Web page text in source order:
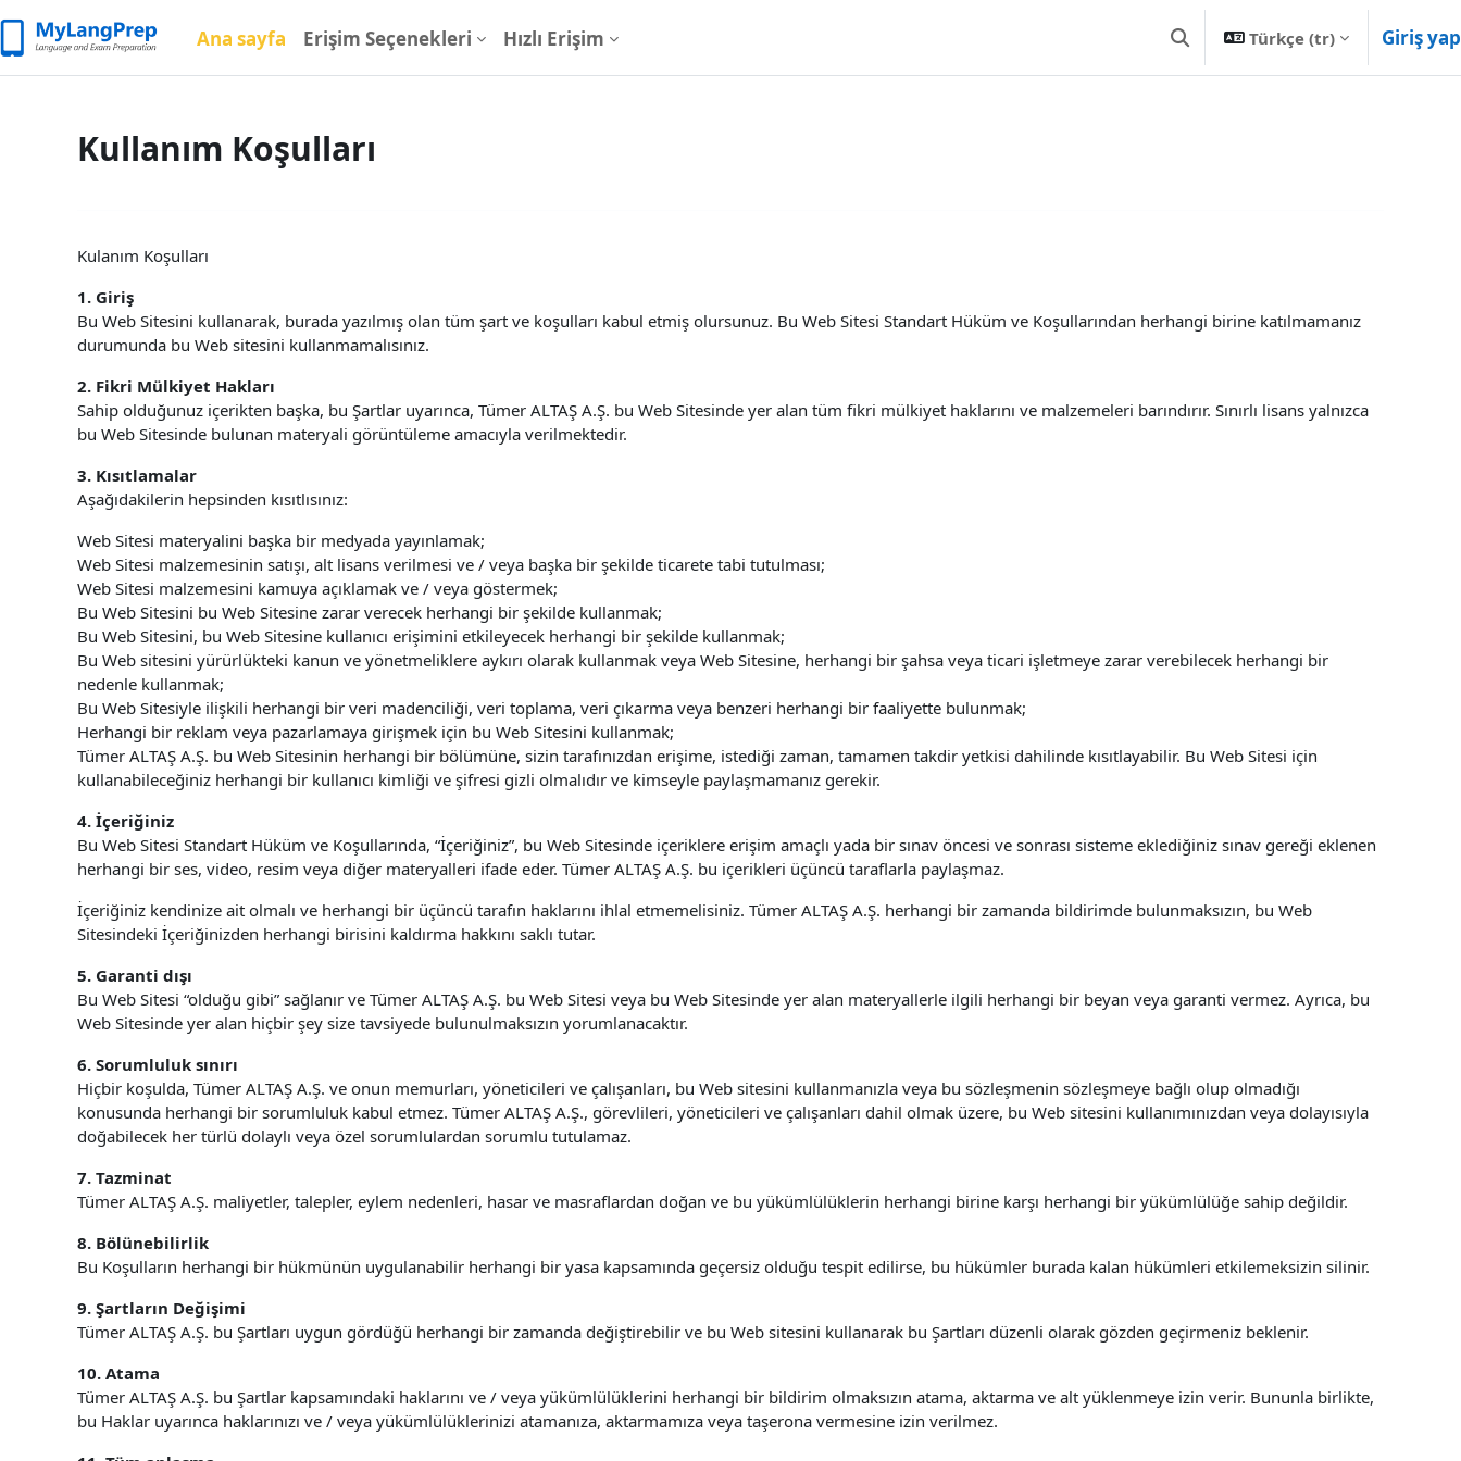
Ana sayfa Erişim Seçenekleri Hızlı Erişim Arama girişini değiştir
Türkçe ‎(tr)‎ Giriş yap
Kullanım Koşulları
Kulanım Koşulları
1. Giriş
Bu Web Sitesini kullanarak, burada yazılmış olan tüm şart ve koşulları kabul etmiş olursunuz. Bu Web Sitesi Standart Hüküm ve Koşullarından herhangi birine katılmamanız
durumunda bu Web sitesini kullanmamalısınız.
2. Fikri Mülkiyet Hakları
Sahip olduğunuz içerikten başka, bu Şartlar uyarınca, Tümer ALTAŞ A.Ş. bu Web Sitesinde yer alan tüm fikri mülkiyet haklarını ve malzemeleri barındırır. Sınırlı lisans yalnızca
bu Web Sitesinde bulunan materyali görüntüleme amacıyla verilmektedir.
3. Kısıtlamalar
Aşağıdakilerin hepsinden kısıtlısınız:
Web Sitesi materyalini başka bir medyada yayınlamak;
Web Sitesi malzemesinin satışı, alt lisans verilmesi ve / veya başka bir şekilde ticarete tabi tutulması;
Web Sitesi malzemesini kamuya açıklamak ve / veya göstermek;
Bu Web Sitesini bu Web Sitesine zarar verecek herhangi bir şekilde kullanmak;
Bu Web Sitesini, bu Web Sitesine kullanıcı erişimini etkileyecek herhangi bir şekilde kullanmak;
Bu Web sitesini yürürlükteki kanun ve yönetmeliklere aykırı olarak kullanmak veya Web Sitesine, herhangi bir şahsa veya ticari işletmeye zarar verebilecek herhangi bir
nedenle kullanmak;
Bu Web Sitesiyle ilişkili herhangi bir veri madenciliği, veri toplama, veri çıkarma veya benzeri herhangi bir faaliyette bulunmak;
Herhangi bir reklam veya pazarlamaya girişmek için bu Web Sitesini kullanmak;
Tümer ALTAŞ A.Ş. bu Web Sitesinin herhangi bir bölümüne, sizin tarafınızdan erişime, istediği zaman, tamamen takdir yetkisi dahilinde kısıtlayabilir. Bu Web Sitesi için
kullanabileceğiniz herhangi bir kullanıcı kimliği ve şifresi gizli olmalıdır ve kimseyle paylaşmamanız gerekir.
4. İçeriğiniz
Bu Web Sitesi Standart Hüküm ve Koşullarında, “İçeriğiniz”, bu Web Sitesinde içeriklere erişim amaçlı yada bir sınav öncesi ve sonrası sisteme eklediğiniz sınav gereği eklenen
herhangi bir ses, video, resim veya diğer materyalleri ifade eder. Tümer ALTAŞ A.Ş. bu içerikleri üçüncü taraflarla paylaşmaz.
İçeriğiniz kendinize ait olmalı ve herhangi bir üçüncü tarafın haklarını ihlal etmemelisiniz. Tümer ALTAŞ A.Ş. herhangi bir zamanda bildirimde bulunmaksızın, bu Web
Sitesindeki İçeriğinizden herhangi birisini kaldırma hakkını saklı tutar.
5. Garanti dışı
Bu Web Sitesi “olduğu gibi” sağlanır ve Tümer ALTAŞ A.Ş. bu Web Sitesi veya bu Web Sitesinde yer alan materyallerle ilgili herhangi bir beyan veya garanti vermez. Ayrıca, bu
Web Sitesinde yer alan hiçbir şey size tavsiyede bulunulmaksızın yorumlanacaktır.
6. Sorumluluk sınırı
Hiçbir koşulda, Tümer ALTAŞ A.Ş. ve onun memurları, yöneticileri ve çalışanları, bu Web sitesini kullanmanızla veya bu sözleşmenin sözleşmeye bağlı olup olmadığı
konusunda herhangi bir sorumluluk kabul etmez. Tümer ALTAŞ A.Ş., görevlileri, yöneticileri ve çalışanları dahil olmak üzere, bu Web sitesini kullanımınızdan veya dolayısıyla
doğabilecek her türlü dolaylı veya özel sorumlulardan sorumlu tutulamaz.
7. Tazminat
Tümer ALTAŞ A.Ş. maliyetler, talepler, eylem nedenleri, hasar ve masraflardan doğan ve bu yükümlülüklerin herhangi birine karşı herhangi bir yükümlülüğe sahip değildir.
8. Bölünebilirlik
Bu Koşulların herhangi bir hükmünün uygulanabilir herhangi bir yasa kapsamında geçersiz olduğu tespit edilirse, bu hükümler burada kalan hükümleri etkilemeksizin silinir.
9. Şartların Değişimi
Tümer ALTAŞ A.Ş. bu Şartları uygun gördüğü herhangi bir zamanda değiştirebilir ve bu Web sitesini kullanarak bu Şartları düzenli olarak gözden geçirmeniz beklenir.
10. Atama
Tümer ALTAŞ A.Ş. bu Şartlar kapsamındaki haklarını ve / veya yükümlülüklerini herhangi bir bildirim olmaksızın atama, aktarma ve alt yüklenmeye izin verir. Bununla birlikte,
bu Haklar uyarınca haklarınızı ve / veya yükümlülüklerinizi atamanıza, aktarmamıza veya taşerona vermesine izin verilmez.